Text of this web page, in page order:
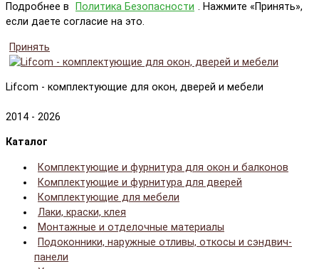
Подробнее в
Политика Безопасности . Нажмите «Принять»,
если даете согласие на это.
Принять
Lifcom - комплектующие для окон, дверей и мебели
2014 - 2026
Каталог
Комплектующие и фурнитура для окон и балконов
Комплектующие и фурнитура для дверей
Комплектующие для мебели
Лаки, краски, клея
Монтажные и отделочные материалы
Подоконники, наружные отливы, откосы и сэндвич-
панели